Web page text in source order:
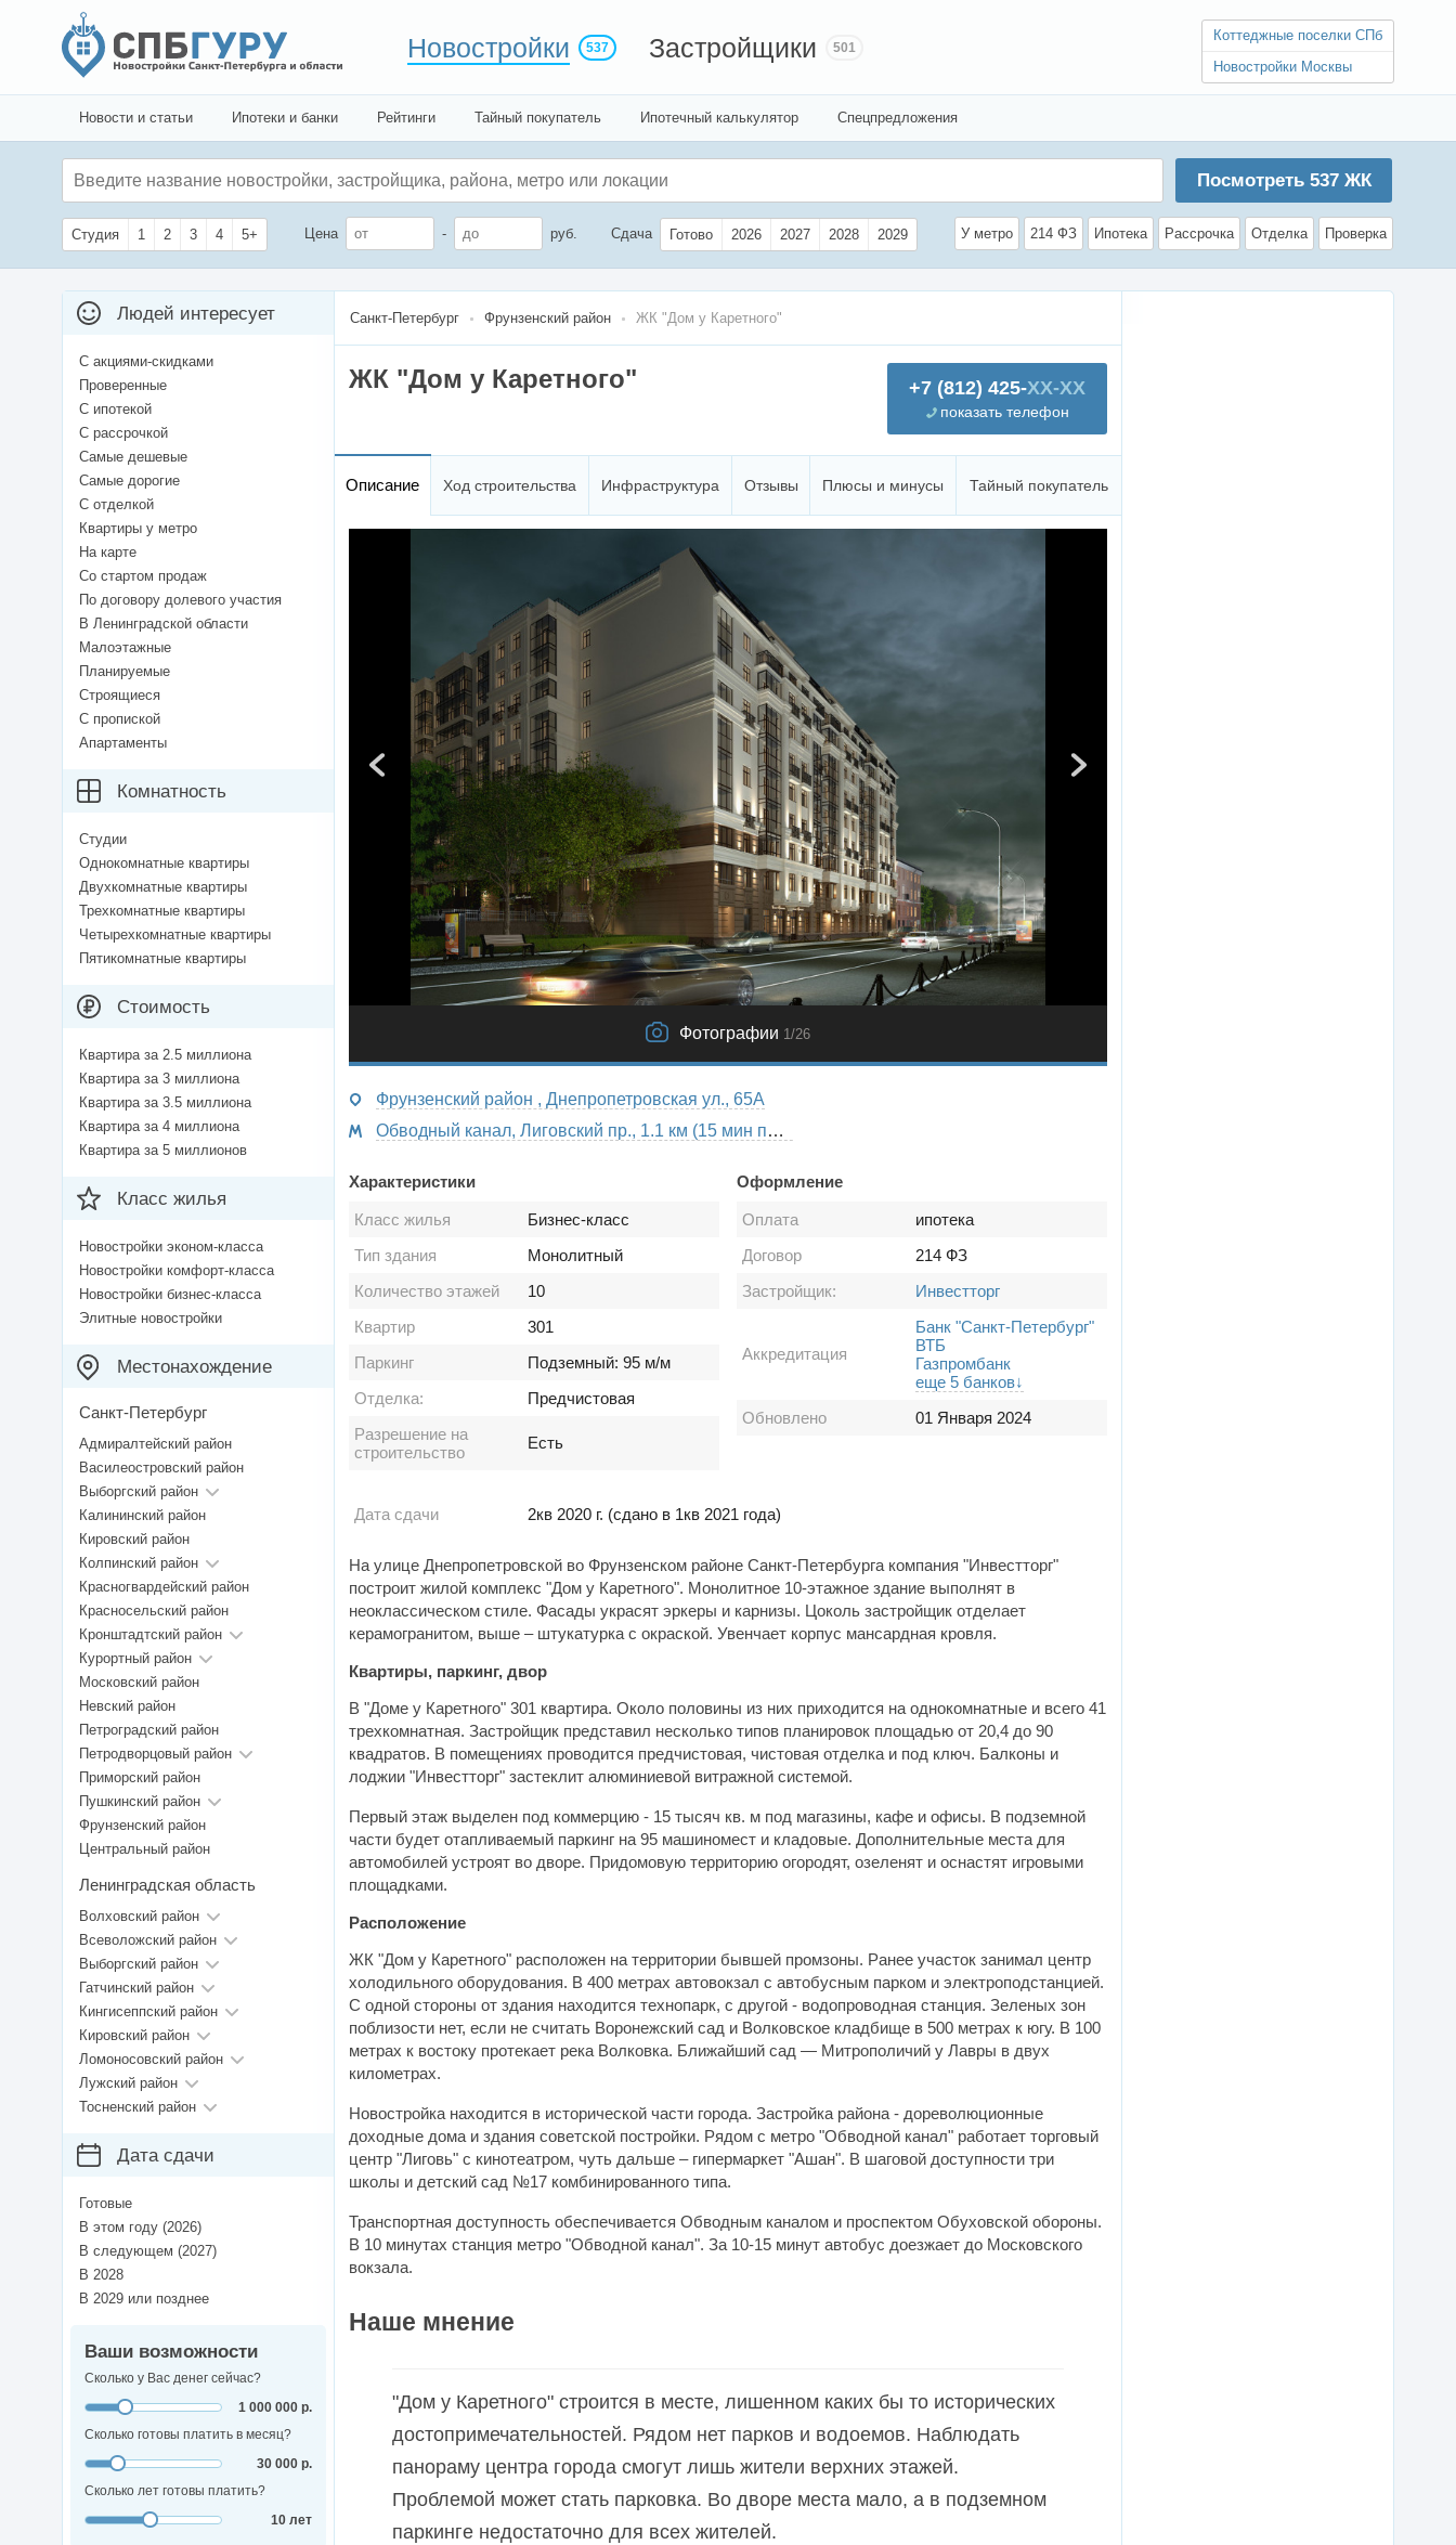
Новостройки 537 Застройщики 501
Коттеджные поселки СПб
Новостройки Москвы
Новости и статьи Ипотеки и банки Рейтинги Тайный покупатель Ипотечный калькулятор Спецпредложения
Посмотреть 537ЖК
Студия 1 2 3 4 5+ Цена - руб. Сдача Готово 2026 2027 2028 2029 У метро 214 ФЗ Ипотека Рассрочка Отделка Проверка
Санкт-Петербург Фрунзенский район ЖК "Дом у Каретного"
+7 (812) 425-XX-XX
показать телефон
ЖК "Дом у Каретного"
Описание Ход строительства Инфраструктура Отзывы Плюсы и минусы Тайный покупатель
Фотографии 1/26
Фрунзенский район , Днепропетровская ул., 65А
Обводный канал, Лиговский пр., 1.1 км (15 мин пешком)
Характеристики
Класс жилья
Бизнес-класс
Тип здания
Монолитный
Количество этажей
10
Квартир
301
Паркинг
Подземный: 95 м/м
Отделка:
Предчистовая
Разрешение на
строительство
Есть
Оформление
Оплата
ипотека
Договор
214 ФЗ
Застройщик:
Инвестторг
Аккредитация
Банк "Санкт-Петербург"
ВТБ
Газпромбанк
еще 5 банков↓
Обновлено
01 Января 2024
Дата сдачи 2кв 2020 г. (сдано в 1кв 2021 года)
На улице Днепропетровской во Фрунзенском районе Санкт-Петербурга компания "Инвестторг"
построит жилой комплекс "Дом у Каретного". Монолитное 10-этажное здание выполнят в
неоклассическом стиле. Фасады украсят эркеры и карнизы. Цоколь застройщик отделает
керамогранитом, выше – штукатурка с окраской. Увенчает корпус мансардная кровля.
Квартиры, паркинг, двор
В "Доме у Каретного" 301 квартира. Около половины из них приходится на однокомнатные и всего 41
трехкомнатная. Застройщик представил несколько типов планировок площадью от 20,4 до 90
квадратов. В помещениях проводится предчистовая, чистовая отделка и под ключ. Балконы и
лоджии "Инвестторг" застеклит алюминиевой витражной системой.
Первый этаж выделен под коммерцию - 15 тысяч кв. м под магазины, кафе и офисы. В подземной
части будет отапливаемый паркинг на 95 машиномест и кладовые. Дополнительные места для
автомобилей устроят во дворе. Придомовую территорию огородят, озеленят и оснастят игровыми
площадками.
Расположение
ЖК "Дом у Каретного" расположен на территории бывшей промзоны. Ранее участок занимал центр
холодильного оборудования. В 400 метрах автовокзал с автобусным парком и электроподстанцией.
С одной стороны от здания находится технопарк, с другой - водопроводная станция. Зеленых зон
поблизости нет, если не считать Воронежский сад и Волковское кладбище в 500 метрах к югу. В 100
метрах к востоку протекает река Волковка. Ближайший сад — Митрополичий у Лавры в двух
километрах.
Новостройка находится в исторической части города. Застройка района - дореволюционные
доходные дома и здания советской постройки. Рядом с метро "Обводной канал" работает торговый
центр "Лиговь" с кинотеатром, чуть дальше – гипермаркет "Ашан". В шаговой доступности три
школы и детский сад №17 комбинированного типа.
Транспортная доступность обеспечивается Обводным каналом и проспектом Обуховской обороны.
В 10 минутах станция метро "Обводной канал". За 10-15 минут автобус доезжает до Московского
вокзала.
Наше мнение
"Дом у Каретного" строится в месте, лишенном каких бы то исторических
достопримечательностей. Рядом нет парков и водоемов. Наблюдать
панораму центра города смогут лишь жители верхних этажей.
Проблемой может стать парковка. Во дворе места мало, а в подземном
паркинге недостаточно для всех жителей.
Людей интересует
С акциями-скидками
Проверенные
С ипотекой
С рассрочкой
Самые дешевые
Самые дорогие
С отделкой
Квартиры у метро
На карте
Со стартом продаж
По договору долевого участия
В Ленинградской области
Малоэтажные
Планируемые
Строящиеся
С пропиской
Апартаменты
Комнатность
Студии
Однокомнатные квартиры
Двухкомнатные квартиры
Трехкомнатные квартиры
Четырехкомнатные квартиры
Пятикомнатные квартиры
Стоимость
Квартира за 2.5 миллиона
Квартира за 3 миллиона
Квартира за 3.5 миллиона
Квартира за 4 миллиона
Квартира за 5 миллионов
Класс жилья
Новостройки эконом-класса
Новостройки комфорт-класса
Новостройки бизнес-класса
Элитные новостройки
Местонахождение
Санкт-Петербург
Адмиралтейский район
Василеостровский район
Выборгский район
Калининский район
Кировский район
Колпинский район
Красногвардейский район
Красносельский район
Кронштадтский район
Курортный район
Московский район
Невский район
Петроградский район
Петродворцовый район
Приморский район
Пушкинский район
Фрунзенский район
Центральный район
Ленинградская область
Волховский район
Всеволожский район
Выборгский район
Гатчинский район
Кингисеппский район
Кировский район
Ломоносовский район
Лужский район
Тосненский район
Дата сдачи
Готовые
В этом году (2026)
В следующем (2027)
В 2028
В 2029 или позднее
Ваши возможности
Сколько у Вас денег сейчас?
1 000 000 р.
Сколько готовы платить в месяц?
30 000 р.
Сколько лет готовы платить?
10 лет